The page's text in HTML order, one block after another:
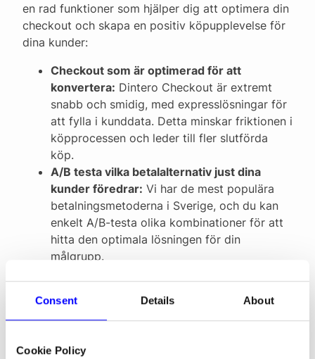
Consent Details About
Cookie Policy
en rad funktioner som hjälper dig att optimera din
checkout och skapa en positiv köpupplevelse för
dina kunder:
Checkout som är optimerad för att
konvertera: Dintero Checkout är extremt
snabb och smidig, med expresslösningar för
att fylla i kunddata. Detta minskar friktionen i
köpprocessen och leder till fler slutförda
köp.
A/B testa vilka betalalternativ just dina
kunder föredrar: Vi har de mest populära
betalningsmetoderna i Sverige, och du kan
enkelt A/B-testa olika kombinationer för att
hitta den optimala lösningen för din
målgrupp.
lanseringen 2017. Vår plattform används till
och med inom kritisk infrastruktur, som till